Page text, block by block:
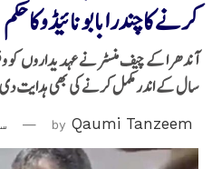
کرنے کاچندرابابو نائیڈوکا حکم
آندھرا کے چیف منسٹر نے عہدیداروں
سال کے اندر مکمل کرنے کی بھی ہدایت دی
by Qaumi Tanzeem